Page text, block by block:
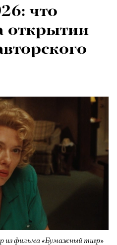
что
открытии
из фильма «Бумажный тигр»